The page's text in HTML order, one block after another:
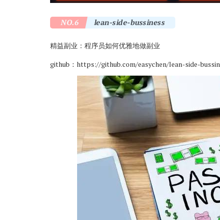
NO.6 lean-side-bussiness
精益副业：程序员如何优雅地做副业
github： https://github.com/easychen/lean-side-